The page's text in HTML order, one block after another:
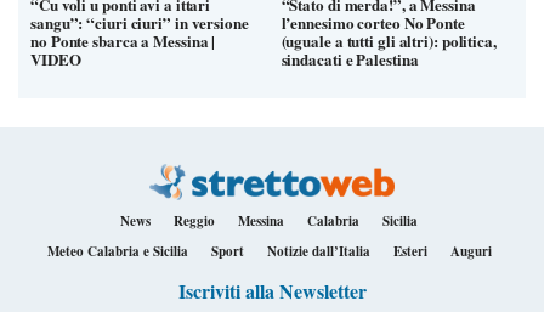
sangu”: “ciuri ciuri” in versione
no Ponte sbarca a Messina |
VIDEO
l’ennesimo corteo No Ponte
(uguale a tutti gli altri): politica,
sindacati e Palestina
News Reggio Messina Calabria
Sicilia
Meteo Calabria e Sicilia
Sport Notizie dall’Italia Esteri Auguri
Iscriviti alla Newsletter